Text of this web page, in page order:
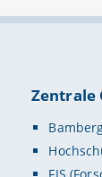
Zentrale